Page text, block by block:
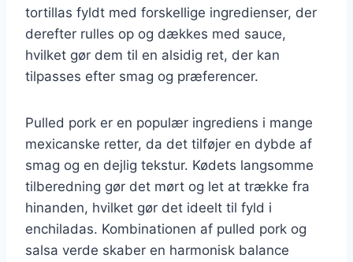
tortillas fyldt med forskellige ingredienser, der
derefter rulles op og dækkes med sauce,
hvilket gør dem til en alsidig ret, der kan
tilpasses efter smag og præferencer.
Pulled pork er en populær ingrediens i mange
mexicanske retter, da det tilføjer en dybde af
smag og en dejlig tekstur. Kødets langsomme
tilberedning gør det mørt og let at trække fra
hinanden, hvilket gør det ideelt til fyld i
enchiladas. Kombinationen af pulled pork og
salsa verde skaber en harmonisk balance